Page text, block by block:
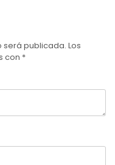
será publicada. Los
con *